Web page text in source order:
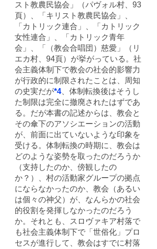
スト教農民協会」（パヴォル村、93
頁）、「キリスト教農民協会」、
「カトリック連合」、「カトリック
女性連合」、「カトリック青年
会」、「（教会合唱団）慈愛」（リ
エカ村、94頁）が挙がっている。社
会主義体制下で教会の社会的影響力
が行政的に制限されたことは、周知
の史実だが*4 、体制転換後はそうし
た制限は完全に撤廃されたはずであ
る。だが本書の記述からは、教会と
その傘下のアソシエーションの活動
が、前面に出ていないような印象を
受ける。体制転換の時期に、教会は
どのような姿勢を取ったのだろうか
（支持したのか、傍観したの
か？）、村の活動家グループの拠点
にならなかったのか、教会（あるい
は個々の神父）が、なんらかの社会
的役割を発揮しなかったのだろう
か。それとも、スロヴァキア村落で
も社会主義体制下で「世俗化」プロ
セスが進行して、教会はすでに村落